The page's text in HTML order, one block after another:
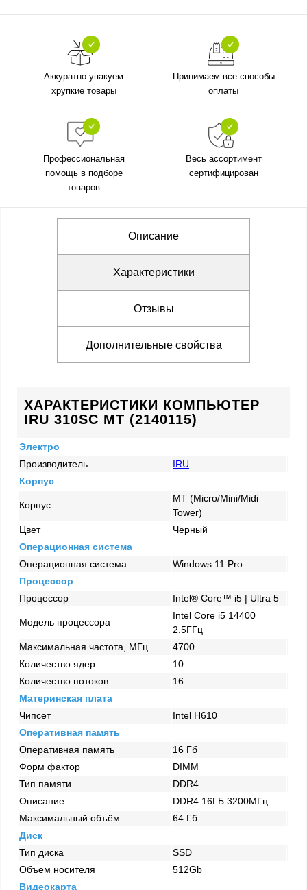
Аккуратно упакуем
хрупкие товары
Принимаем все способы
оплаты
Профессиональная
помощь в подборе
товаров
Весь ассортимент
сертифицирован
Описание
Характеристики
Отзывы
Дополнительные свойства
ХАРАКТЕРИСТИКИ КОМПЬЮТЕР
IRU 310SC MT (2140115)
Электро
Производитель
IRU
Корпус
Корпус
MT (Micro/Mini/Midi
Tower)
Цвет
Черный
Операционная система
Операционная система
Windows 11 Pro
Процессор
Процессор
Intel® Core™ i5 | Ultra 5
Модель процессора
Intel Core i5 14400
2.5ГГц
Максимальная частота, МГц
4700
Количество ядер
10
Количество потоков
16
Материнская плата
Чипсет
Intel H610
Оперативная память
Оперативная память
16 Гб
Форм фактор
DIMM
Тип памяти
DDR4
Описание
DDR4 16ГБ 3200МГц
Максимальный объём
64 Гб
Диск
Тип диска
SSD
Объем носителя
512Gb
Видеокарта